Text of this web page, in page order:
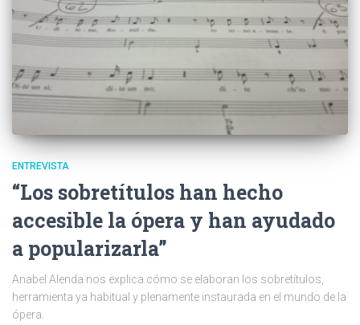
ENTREVISTA
“Los sobretítulos han hecho
accesible la ópera y han ayudado
a popularizarla”
Anabel Alenda nos explica cómo se elaboran los sobretítulos,
herramienta ya habitual y plenamente instaurada en el mundo de la
ópera.